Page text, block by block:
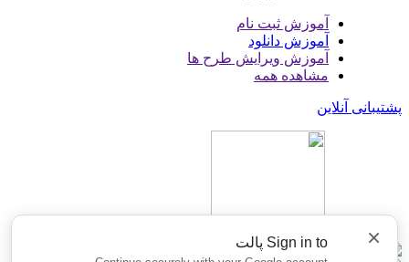
آموزش ثبت نام
آموزش دانلود
آموزش ویرایش طرح ها
مشاهده همه
پشتیبانی آنلاین
× Sign in to پالت